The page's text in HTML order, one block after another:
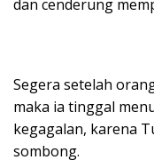
dan cenderung
Segera setelah
maka ia tinggal
kegagalan, karena
sombong.